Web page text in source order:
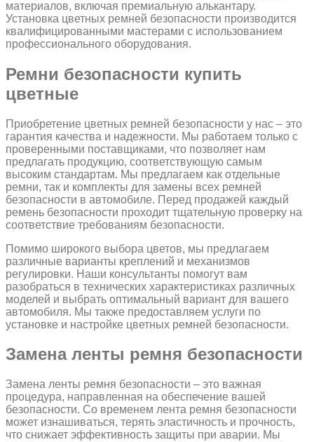
материалов, включая премиальную алькантару.
Установка цветных ремней безопасности производится
квалифицированными мастерами с использованием
профессионального оборудования.
Ремни безопасности купить
цветные
Приобретение цветных ремней безопасности у нас – это
гарантия качества и надежности. Мы работаем только с
проверенными поставщиками, что позволяет нам
предлагать продукцию, соответствующую самым
высоким стандартам. Мы предлагаем как отдельные
ремни, так и комплекты для замены всех ремней
безопасности в автомобиле. Перед продажей каждый
ремень безопасности проходит тщательную проверку на
соответствие требованиям безопасности.
Помимо широкого выбора цветов, мы предлагаем
различные варианты креплений и механизмов
регулировки. Наши консультанты помогут вам
разобраться в технических характеристиках различных
моделей и выбрать оптимальный вариант для вашего
автомобиля. Мы также предоставляем услуги по
установке и настройке цветных ремней безопасности.
Замена ленты ремня безопасности
Замена ленты ремня безопасности – это важная
процедура, направленная на обеспечение вашей
безопасности. Со временем лента ремня безопасности
может изнашиваться, терять эластичность и прочность,
что снижает эффективность защиты при аварии. Мы